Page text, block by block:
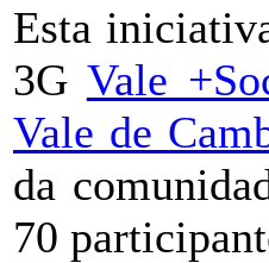
Esta
3G Vale
Vale de
da
70